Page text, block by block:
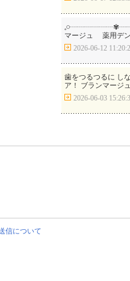
マージュ 薬用デ
2026-06-12
歯をつるつるに し
ア！ ブランマージ
2026-06-03
信について